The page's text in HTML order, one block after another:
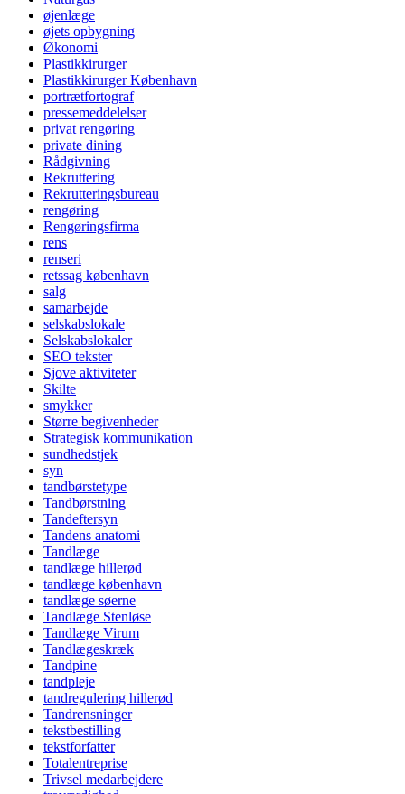
øjenlæge
øjets opbygning
Økonomi
Plastikkirurger
Plastikkirurger København
portrætfortograf
pressemeddelelser
privat rengøring
private dining
Rådgivning
Rekruttering
Rekrutteringsbureau
rengøring
Rengøringsfirma
rens
renseri
retssag københavn
salg
samarbejde
selskabslokale
Selskabslokaler
SEO tekster
Sjove aktiviteter
Skilte
smykker
Større begivenheder
Strategisk kommunikation
sundhedstjek
syn
tandbørstetype
Tandbørstning
Tandeftersyn
Tandens anatomi
Tandlæge
tandlæge hillerød
tandlæge københavn
tandlæge søerne
Tandlæge Stenløse
Tandlæge Virum
Tandlægeskræk
Tandpine
tandpleje
tandregulering hillerød
Tandrensninger
tekstbestilling
tekstforfatter
Totalentreprise
Trivsel medarbejdere